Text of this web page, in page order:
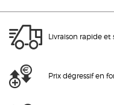
Livraison rapide et
Prix dégressif en